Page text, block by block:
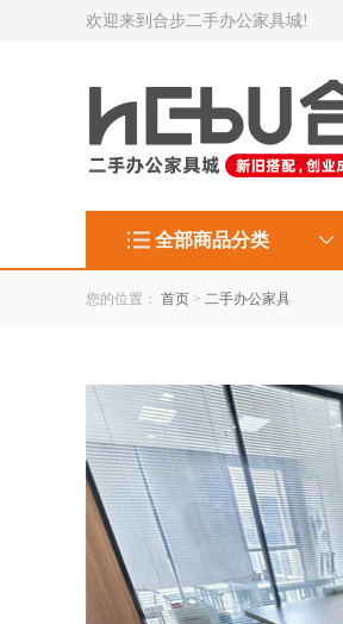
欢迎来到合步二手办公家具城!
全部商品分类
您的位置： 首页 > 二手办公家具